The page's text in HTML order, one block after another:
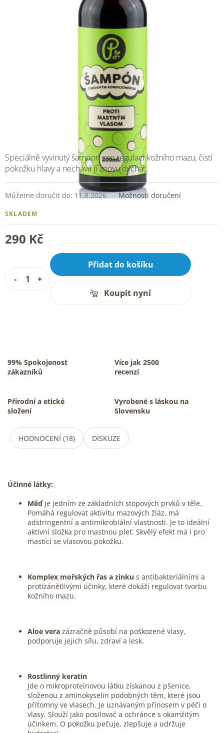
290 Kč
SKLADEM
Můžeme doručit do: 11.8.2026 Možnosti doručení
Přidat do košíku
Koupit nyní
Speciálně vyvinutý šampon pro regulaci kožního mazu, čistí
pokožku hlavy a nechává ji znovu dýchat.
99% Spokojenost
zákazníků
Více jak 2500
recenzí
Přírodní a etické
složení
Vyrobené s láskou na
Slovensku
HODNOCENÍ (18) DISKUZE
Účinné látky:
Měďje jedním ze základních stopových prvků v těle.
Pomáhá regulovat aktivitu mazových žláz, má
adstringentní a antimikrobiální vlastnosti. Je to ideální
aktivní složka pro mastnou pleť. Skvělý efekt má i pro
mastící se vlasovou pokožku.
Komplex mořských řas a zinku s antibakteriálními a
protizánětlivými účinky, které dokáží regulovat tvorbu
kožního mazu.
Aloe vera zázračně působí na poškozené vlasy,
podporuje jejich sílu, zdraví a lesk.
Rostlinný keratin
Jde o mikroproteinovou látku získanou z pšenice,
složenou z aminokyselin podobných těm, které jsou
přítomny ve vlasech. Je uznávaným přínosem v péči o
vlasy. Slouží jako posilovač a ochránce s okamžitým
účinkem. O pokožku pečuje, zlepšuje a udržuje